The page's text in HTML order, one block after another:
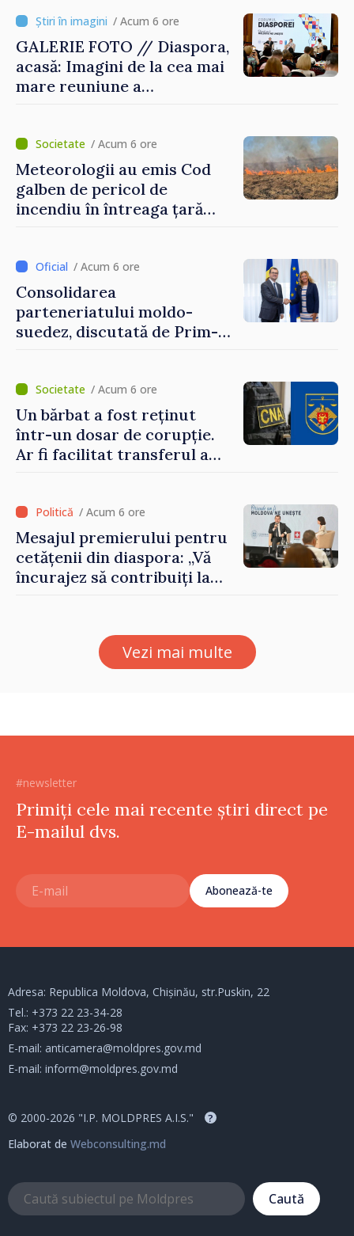
/ Acum 6 ore
GALERIE FOTO // Diaspora,
acasă: Imagini de la cea mai
mare reuniune a
/ Acum 6 ore
Meteorologii au emis Cod
galben de pericol de
incendiu în întreaga țară
/ Acum 6 ore
Consolidarea
parteneriatului moldo-
suedez, discutată de Prim-
Petra Lärke/ Acum 6 ore
Un bărbat a fost reținut
într-un dosar de corupție.
Ar fi facilitat transferul a
/ Acum 6 ore
Mesajul premierului pentru
cetățenii din diaspora: „Vă
încurajez să contribuiți la
Vezi mai multe
#newsletter
Primiți cele mai recente știri direct pe
E-mailul dvs.
Abonează-te
Adresa: Republica Moldova, Chișinău, str.Puskin, 22
Tel.: +373 22 23-34-28
Fax: +373 22 23-26-98
E-mail: anticamera@moldpres.gov.md
E-mail: inform@moldpres.gov.md
© 2000-2026 "I.P. MOLDPRES A.I.S." ?
Elaborat de Webconsulting.md
Caută